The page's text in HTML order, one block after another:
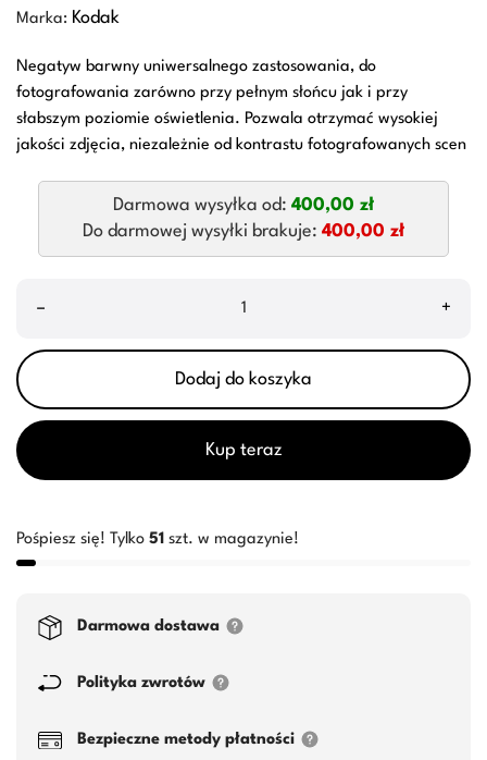
Marka: Kodak
Negatyw barwny uniwersalnego zastosowania, do
fotografowania zarówno przy pełnym słońcu jak i przy
słabszym poziomie oświetlenia. Pozwala otrzymać wysokiej
jakości zdjęcia, niezależnie od kontrastu fotografowanych scen
Darmowa wysyłka od: 400,00 zł
Do darmowej wysyłki brakuje: 400,00 zł
– +
Dodaj do koszyka
Kup teraz
Pośpiesz się! Tylko 51 szt. w magazynie!
Darmowa dostawa
Polityka zwrotów
Bezpieczne metody płatności